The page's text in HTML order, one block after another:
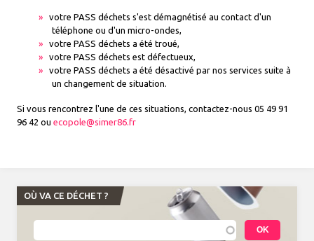
votre PASS déchets s'est démagnétisé au contact d'un
téléphone ou d'un micro-ondes,
votre PASS déchets a été troué,
votre PASS déchets est défectueux,
votre PASS déchets a été désactivé par nos services suite à
un changement de situation.
Si vous rencontrez l'une de ces situations, contactez-nous 05 49 91
96 42 ou ecopole@simer86.fr
OÙ VA CE DÉCHET ?